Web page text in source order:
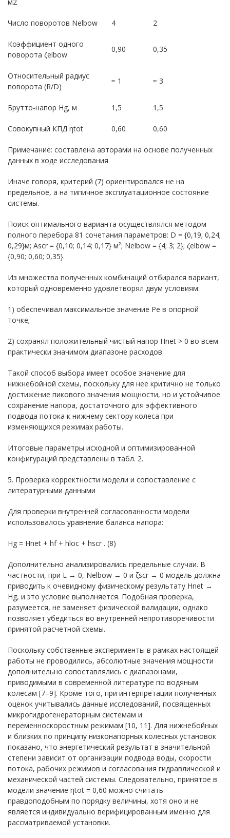
Число поворотов Nelbow 4 2
Коэффициент одного
поворота ζelbow
0,90 0,35
Относительный радиус
поворота (R/D)
≈ 1 ≈ 3
Брутто-напор Hg, м 1,5 1,5
Совокупный КПД ηtot 0,60 0,60
Примечание: составлена авторами на основе полученных
данных в ходе исследования
Иначе говоря, критерий (7) ориентировался не на
предельное, а на типичное эксплуатационное состояние
системы.
Поиск оптимального варианта осуществлялся методом
полного перебора 81 сочетания параметров: D = {0,19; 0,24;
0,29}м; Ascr = {0,10; 0,14; 0,17} м²; Nelbow = {4; 3; 2}; ζelbow =
{0,90; 0,60; 0,35}.
Из множества полученных комбинаций отбирался вариант,
который одновременно удовлетворял двум условиям:
1) обеспечивал максимальное значение Pe в опорной
точке;
2) сохранял положительный чистый напор Hnet > 0 во всем
практически значимом диапазоне расходов.
Такой способ выбора имеет особое значение для
нижнебойной схемы, поскольку для нее критично не только
достижение пикового значения мощности, но и устойчивое
сохранение напора, достаточного для эффективного
подвода потока к нижнему сектору колеса при
изменяющихся режимах работы.
Итоговые параметры исходной и оптимизированной
конфигураций представлены в табл. 2.
5. Проверка корректности модели и сопоставление с
литературными данными
Для проверки внутренней согласованности модели
использовалось уравнение баланса напора:
Hg = Hnet + hf + hloc + hscr . (8)
Дополнительно анализировались предельные случаи. В
частности, при L → 0, Nelbow → 0 и ζscr → 0 модель должна
приводить к очевидному физическому результату Hnet →
Hg, и это условие выполняется. Подобная проверка,
разумеется, не заменяет физической валидации, однако
позволяет убедиться во внутренней непротиворечивости
принятой расчетной схемы.
Поскольку собственные эксперименты в рамках настоящей
работы не проводились, абсолютные значения мощности
дополнительно сопоставлялись с диапазонами,
приводимыми в современной литературе по водяным
колесам [7–9]. Кроме того, при интерпретации полученных
оценок учитывались данные исследований, посвященных
микрогидрогенераторным системам и
переменноскоростным режимам [10, 11]. Для нижнебойных
и близких по принципу низконапорных колесных установок
показано, что энергетический результат в значительной
степени зависит от организации подвода воды, скорости
потока, рабочих режимов и согласования гидравлической и
механической частей системы. Следовательно, принятое в
модели значение ηtot = 0,60 можно считать
правдоподобным по порядку величины, хотя оно и не
является индивидуально верифицированным именно для
рассматриваемой установки.